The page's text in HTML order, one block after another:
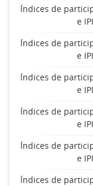
Índices de
e
Índices de
e
Índices de
e
Índices de
e
Índices de
e
Índices de